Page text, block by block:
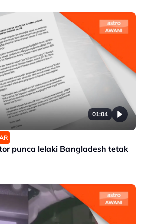
01:04
punca lelaki Bangladesh tetak